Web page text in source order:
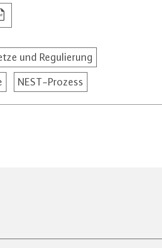
und Regulierung
NEST-Prozess